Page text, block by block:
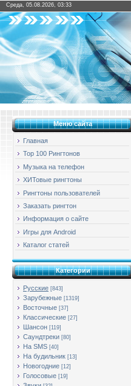
Среда, 05.08.2026, 03:33
Меню сайта
Главная
Top 100 Рингтонов
Музыка на телефон
ХИТовые рингтоны
Рингтоны пользователей
Заказать рингтон
Информация о сайте
Игры для Android
Каталог статей
Категории
Русские [843]
Зарубежные [1319]
Восточные [37]
Классические [27]
Шансон [119]
Саундтреки [80]
На SMS [40]
На будильник [13]
Новогодние [12]
Голосовые [19]